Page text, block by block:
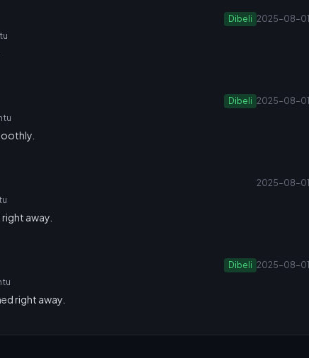
Dibeli 2025-08-01
Dibeli 2025-08-01
2025-08-01
away.
Dibeli 2025-08-01
right away.